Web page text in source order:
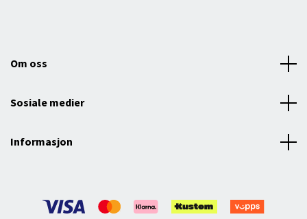
Om oss
Sosiale medier
Informasjon